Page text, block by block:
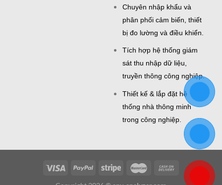
Chuyên nhập khẩu và
phân phối cảm biến, thiết
bị đo lường và điều khiển.
Tích hợp hệ thống giám
sát thu nhập dữ liệu,
truyền thông công nghiệp.
Thiết kế & lắp đặt hệ
thống nhà thông minh
trong công nghiệp.